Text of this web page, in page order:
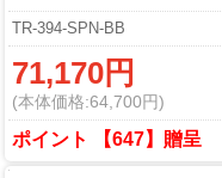
TR-394-SPN-BB
71,170円
(本体価格:64,700円)
ポイント 【647】贈呈